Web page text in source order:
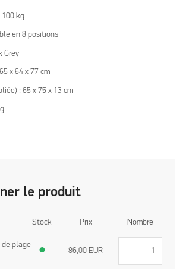
100 kg
en 8 positions
Grey
x 64 x 77 cm
: 65 x 75 x 13 cm
le produit
Stock Prix Nombre
plage
● 86,00 EUR